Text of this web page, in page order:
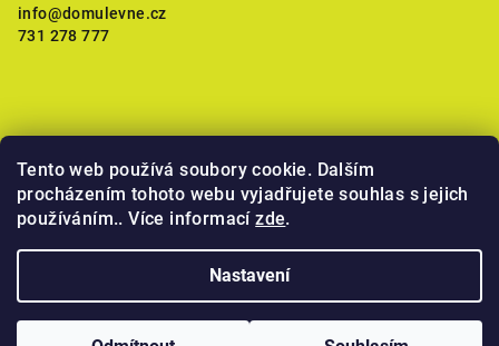
Tento web používá soubory cookie. Dalším
procházením tohoto webu vyjadřujete souhlas s jejich
používáním.. Více informacízde.
Nastavení
info@domulevne.cz
731 278 777
Nákupní košík
0ks /0 Kč
DomuLevne.cz